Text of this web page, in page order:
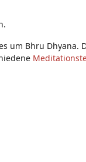
um Bhru